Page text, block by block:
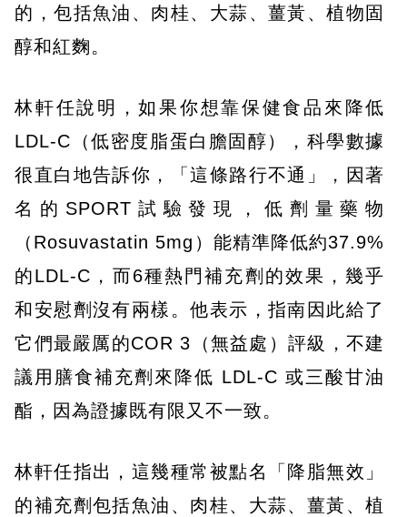
的，包括魚油、肉桂、大蒜、薑黃、植物固
醇和紅麴。
林軒任說明，如果你想靠保健食品來降低
LDL-C（低密度脂蛋白膽固醇），科學數據
很直白地告訴你，「這條路行不通」，因著
名的SPORT試驗發現，低劑量藥物
（Rosuvastatin 5mg）能精準降低約37.9%
的LDL-C，而6種熱門補充劑的效果，幾乎
和安慰劑沒有兩樣。他表示，指南因此給了
它們最嚴厲的COR 3（無益處）評級，不建
議用膳食補充劑來降低 LDL-C 或三酸甘油
酯，因為證據既有限又不一致。
林軒任指出，這幾種常被點名「降脂無效」
的補充劑包括魚油、肉桂、大蒜、薑黃、植